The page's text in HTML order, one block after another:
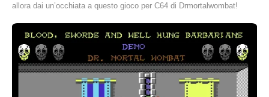
allora dai un’occhiata a questo gioco per C64 di Drmortalwombat!